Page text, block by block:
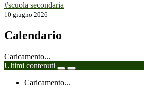
#scuola secondaria
10 giugno 2026
Calendario
Caricamento...
Ultimi contenuti
Caricamento...